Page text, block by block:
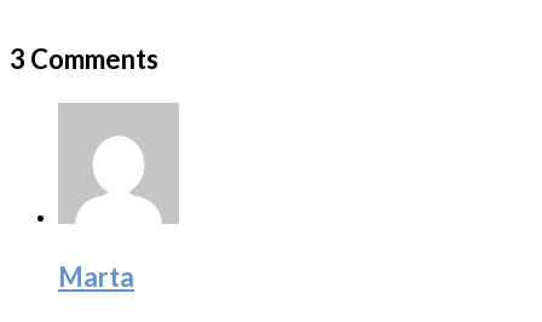
3 Comments
Marta